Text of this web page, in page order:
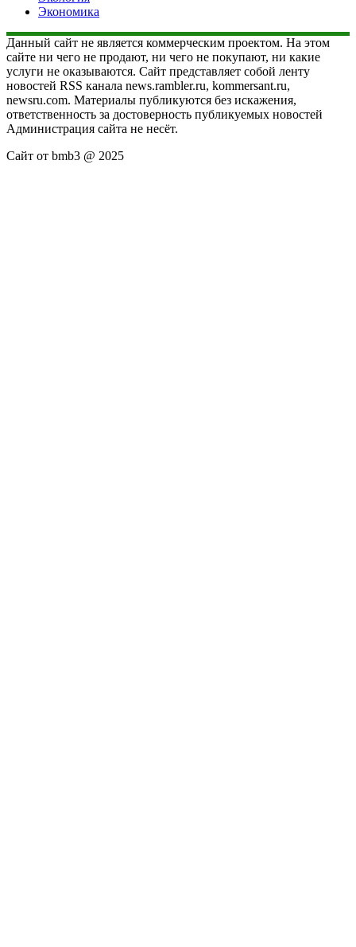
Экономика
Данный сайт не является коммерческим проектом. На этом
сайте ни чего не продают, ни чего не покупают, ни какие
услуги не оказываются. Сайт представляет собой ленту
новостей RSS канала news.rambler.ru, kommersant.ru,
newsru.com. Материалы публикуются без искажения,
ответственность за достоверность публикуемых новостей
Администрация сайта не несёт.
Сайт от bmb3 @ 2025